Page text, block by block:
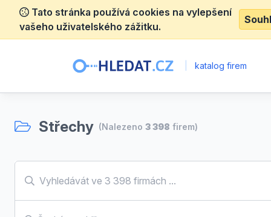
Tato stránka používá cookies na vylepšení
vašeho uživatelského zážitku.
katalog firem
Střechy (Nalezeno 3 398 firem)